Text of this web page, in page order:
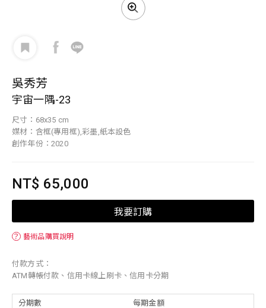
吳秀芳
宇宙一隅-23
尺寸：68x35 cm
媒材：含框(專用框),彩墨,紙本設色
創作年份：2020
NT$ 65,000
我要訂購
？ 藝術品購買說明
付款方式：
ATM轉帳付款、信用卡線上刷卡、信用卡分期
分期數 每期金額